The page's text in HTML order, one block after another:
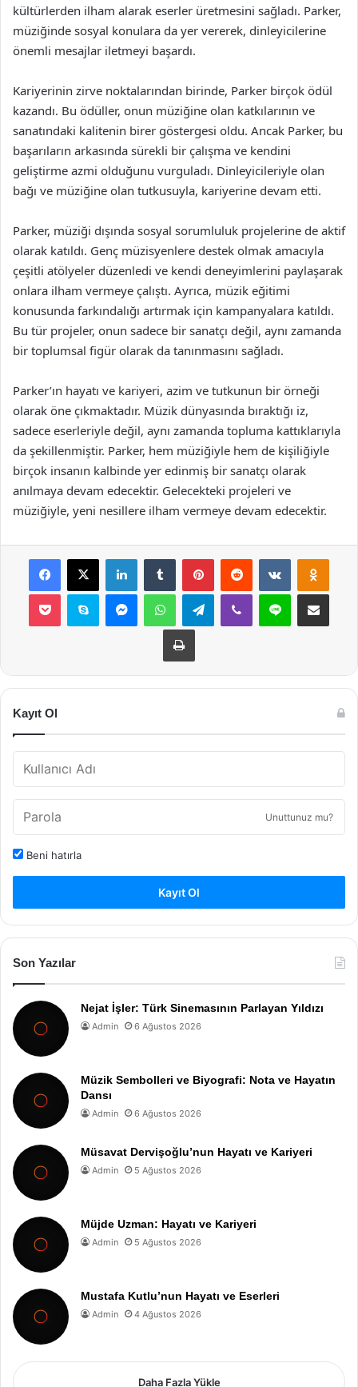
kültürlerden ilham alarak eserler üretmesini sağladı. Parker,
müziğinde sosyal konulara da yer vererek, dinleyicilerine
önemli mesajlar iletmeyi başardı.
Kariyerinin zirve noktalarından birinde, Parker birçok ödül
kazandı. Bu ödüller, onun müziğine olan katkılarının ve
sanatındaki kalitenin birer göstergesi oldu. Ancak Parker, bu
başarıların arkasında sürekli bir çalışma ve kendini
geliştirme azmi olduğunu vurguladı. Dinleyicileriyle olan
bağı ve müziğine olan tutkusuyla, kariyerine devam etti.
Parker, müziği dışında sosyal sorumluluk projelerine de aktif
olarak katıldı. Genç müzisyenlere destek olmak amacıyla
çeşitli atölyeler düzenledi ve kendi deneyimlerini paylaşarak
onlara ilham vermeye çalıştı. Ayrıca, müzik eğitimi
konusunda farkındalığı artırmak için kampanyalara katıldı.
Bu tür projeler, onun sadece bir sanatçı değil, aynı zamanda
bir toplumsal figür olarak da tanınmasını sağladı.
Parker’ın hayatı ve kariyeri, azim ve tutkunun bir örneği
olarak öne çıkmaktadır. Müzik dünyasında bıraktığı iz,
sadece eserleriyle değil, aynı zamanda topluma kattıklarıyla
da şekillenmiştir. Parker, hem müziğiyle hem de kişiliğiyle
birçok insanın kalbinde yer edinmiş bir sanatçı olarak
anılmaya devam edecektir. Gelecekteki projeleri ve
müziğiyle, yeni nesillere ilham vermeye devam edecektir.
Facebook
X LinkedInTumblr PinterestReddit VKontakte
Pocket Skype MessengerWhatsAppTelegramViber Line E-Posta ile
Yazdır
Kayıt Ol
Unuttunuz mu?
Beni hatırla
Kayıt Ol
Son Yazılar
Nejat İşler: Türk Sinemasının Parlayan Yıldızı
Admin 6 Ağustos 2026
Müzik Sembolleri ve Biyografi: Nota ve Hayatın
Dansı
Admin 6 Ağustos 2026
Müsavat Dervişoğlu’nun Hayatı ve Kariyeri
Admin 5 Ağustos 2026
Müjde Uzman: Hayatı ve Kariyeri
Admin 5 Ağustos 2026
Mustafa Kutlu’nun Hayatı ve Eserleri
Admin 4 Ağustos 2026
Daha Fazla Yükle